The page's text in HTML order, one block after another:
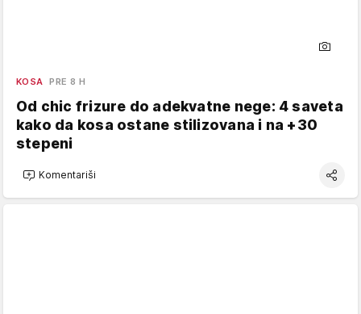
KOSA PRE 8 H
Od chic frizure do adekvatne nege: 4 saveta
kako da kosa ostane stilizovana i na +30
stepeni
Komentariši